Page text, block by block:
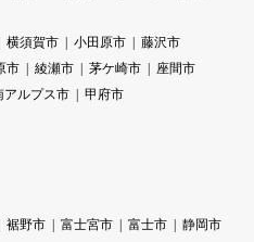
横須賀市 小田原市
藤沢市
市 綾瀬市 茅ケ崎市
座間市
アルプス市
甲府市
裾野市 富士宮市 富士市
静岡市